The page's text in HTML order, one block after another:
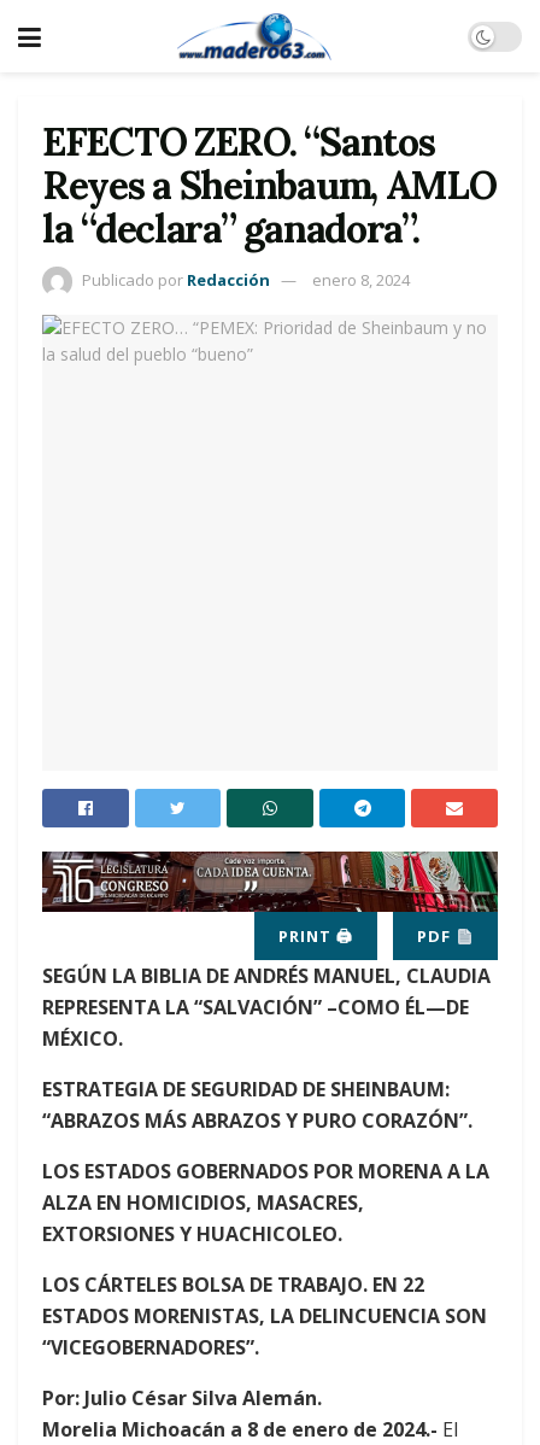
EFECTO ZERO. “Santos
Reyes a Sheinbaum, AMLO
la “declara” ganadora”.
Publicado por Redacción enero 8, 2024
PRINT 🖨 PDF
SEGÚN LA BIBLIA DE ANDRÉS MANUEL, CLAUDIA
REPRESENTA LA “SALVACIÓN” –COMO ÉL—DE
MÉXICO.
ESTRATEGIA DE SEGURIDAD DE SHEINBAUM:
“ABRAZOS MÁS ABRAZOS Y PURO CORAZÓN”.
LOS ESTADOS GOBERNADOS POR MORENA A LA
ALZA EN HOMICIDIOS, MASACRES,
EXTORSIONES Y HUACHICOLEO.
LOS CÁRTELES BOLSA DE TRABAJO. EN 22
ESTADOS MORENISTAS, LA DELINCUENCIA SON
“VICEGOBERNADORES”.
Por: Julio César Silva Alemán.
Morelia Michoacán a 8 de enero de 2024.- El